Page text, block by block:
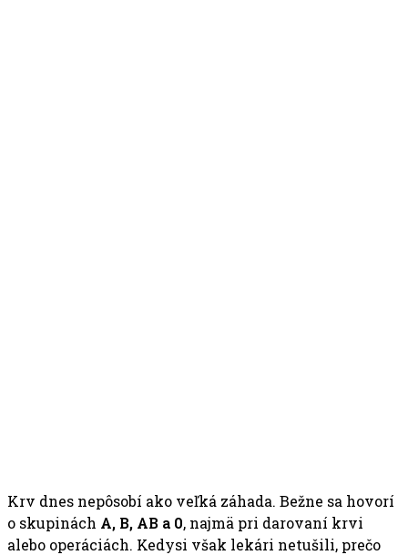
Krv dnes nepôsobí ako veľká záhada. Bežne sa hovorí
o skupinách A, B, AB a 0, najmä pri darovaní krvi
alebo operáciách. Kedysi však lekári netušili, prečo